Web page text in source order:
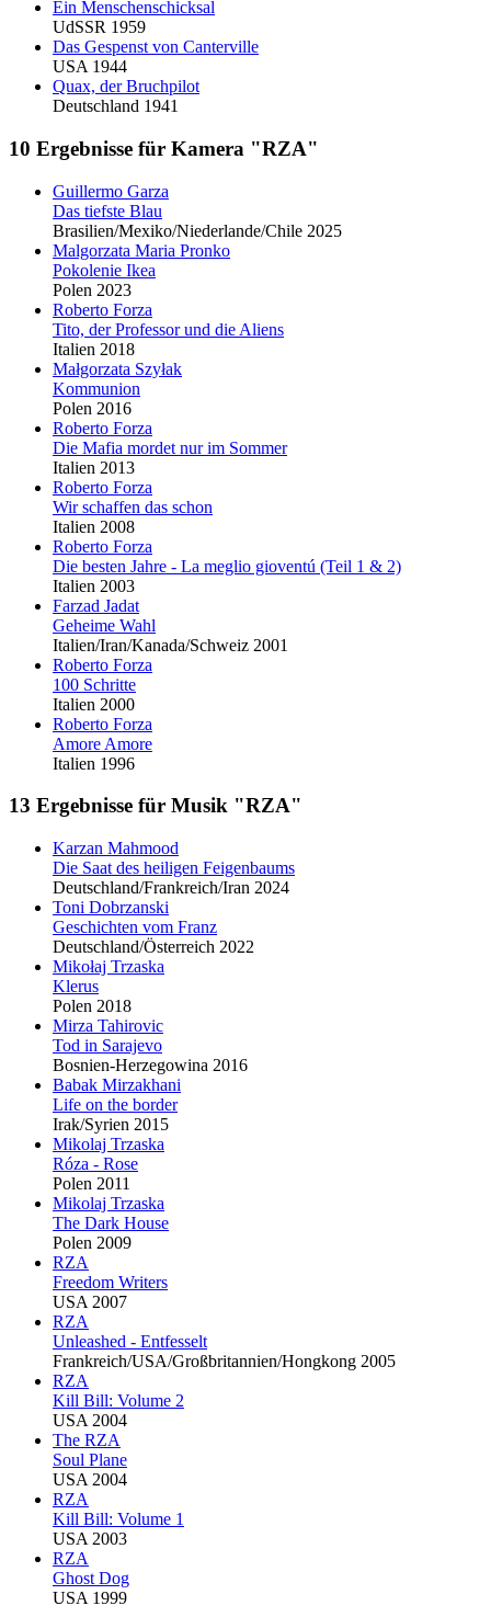
Ein Menschenschicksal
UdSSR 1959
Das Gespenst von Canterville
USA 1944
Quax, der Bruchpilot
Deutschland 1941
10 Ergebnisse für Kamera "RZA"
Guillermo Garza
Das tiefste Blau
Brasilien/Mexiko/Niederlande/Chile 2025
Malgorzata Maria Pronko
Pokolenie Ikea
Polen 2023
Roberto Forza
Tito, der Professor und die Aliens
Italien 2018
Małgorzata Szyłak
Kommunion
Polen 2016
Roberto Forza
Die Mafia mordet nur im Sommer
Italien 2013
Roberto Forza
Wir schaffen das schon
Italien 2008
Roberto Forza
Die besten Jahre - La meglio gioventú (Teil 1 & 2)
Italien 2003
Farzad Jadat
Geheime Wahl
Italien/Iran/Kanada/Schweiz 2001
Roberto Forza
100 Schritte
Italien 2000
Roberto Forza
Amore Amore
Italien 1996
13 Ergebnisse für Musik "RZA"
Karzan Mahmood
Die Saat des heiligen Feigenbaums
Deutschland/Frankreich/Iran 2024
Toni Dobrzanski
Geschichten vom Franz
Deutschland/Österreich 2022
Mikołaj Trzaska
Klerus
Polen 2018
Mirza Tahirovic
Tod in Sarajevo
Bosnien-Herzegowina 2016
Babak Mirzakhani
Life on the border
Irak/Syrien 2015
Mikolaj Trzaska
Róza - Rose
Polen 2011
Mikolaj Trzaska
The Dark House
Polen 2009
RZA
Freedom Writers
USA 2007
RZA
Unleashed - Entfesselt
Frankreich/USA/Großbritannien/Hongkong 2005
RZA
Kill Bill: Volume 2
USA 2004
The RZA
Soul Plane
USA 2004
RZA
Kill Bill: Volume 1
USA 2003
RZA
Ghost Dog
USA 1999